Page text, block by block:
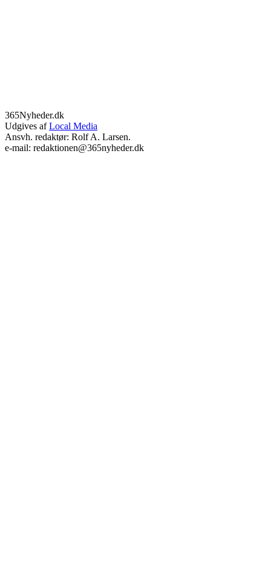
365Nyheder.dk
Udgives afLocal Media
Ansvh. redaktør: Rolf A. Larsen.
e-mail: redaktionen@365nyheder.dk